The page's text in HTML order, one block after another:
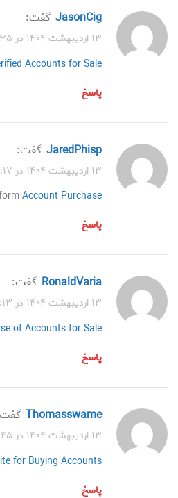
JasonCig گفت:
۱۳ اردیبهشت ۱۴۰۴ در ۲:۳۵ ق.ظ
Accounts for Sale
پاسخ
JaredPhisp گفت:
۱۳ اردیبهشت ۱۴۰۴ در ۸:۱۷ ب.ظ
Account Purchase
پاسخ
RonaldVaria گفت:
۱۳ اردیبهشت ۱۴۰۴ در ۹:۱۳ ب.ظ
of Accounts for Sale
پاسخ
Thomasswame
۱۳ اردیبهشت ۱۴۰۴ در ۱۱:۴۵ ب.ظ
for Buying Accounts
پاسخ